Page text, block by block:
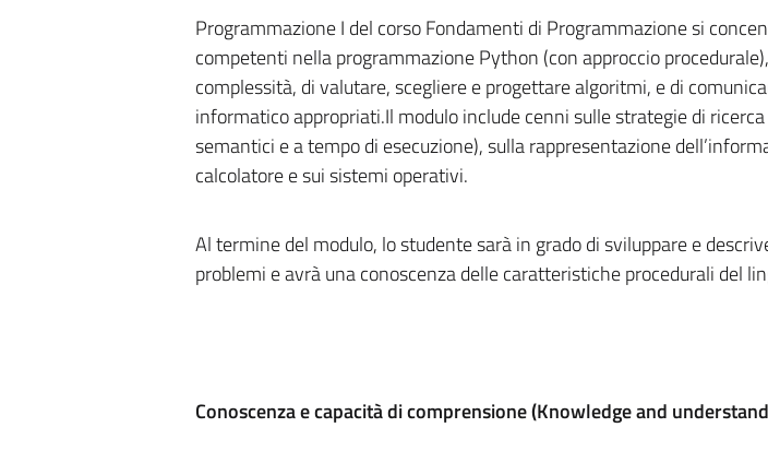
Programmazione I del corso Fondamenti di Programmazione si
competenti nella programmazione Python (con approccio
complessità, di valutare, scegliere e progettare algoritmi, e di
informatico appropriati.Il modulo include cenni sulle strategie di
semantici e a tempo di esecuzione), sulla rappresentazione
calcolatore e sui sistemi operativi.
Al termine del modulo, lo studente sarà in grado di sviluppare e
problemi e avrà una conoscenza delle caratteristiche procedurali del
Conoscenza e capacità di comprensione (Knowledge and